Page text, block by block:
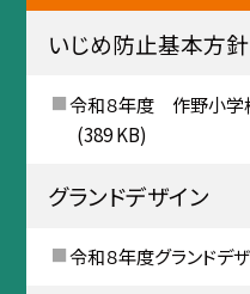
いじめ防止基本方針
令和８年度 作野小学
(389 KB)
グランドデザイン
令和８年度グランドデ